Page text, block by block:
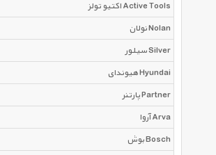
اکتیو تولز Active Tools
نولان Nolan
سیلور Silver
هیوندای Hyundai
پارتنر Partner
آروا Arva
بوش Bosch